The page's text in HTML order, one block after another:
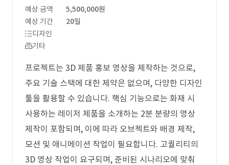
예상 금액
5,500,000원
예상 기간
20일
디자인
기타
프로젝트는 3D 제품 홍보 영상을 제작하는 것으로,
주요 기술 스택에 대한 제약은 없으며, 다양한 디자인
툴을 활용할 수 있습니다. 핵심 기능으로는 화재 시
사용하는 레이저 제품을 소개하는 2분 분량의 영상
제작이 포함되며, 이에 따라 오브젝트와 배경 제작,
모션 및 애니메이션 작업이 필요합니다. 고퀄리티의
3D 영상 작업이 요구되며, 준비된 시나리오에 맞춰